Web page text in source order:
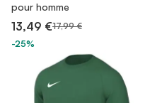
pour homme
13,49 €17,99 €
-25%